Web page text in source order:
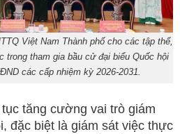
Việt Nam Thành phố cho các tập thể,
trong tham gia bầu cử đại biểu Quốc hội
các cấp nhiệm kỳ 2026-2031.
tăng cường vai trò giám
đặc biệt là giám sát việc thực